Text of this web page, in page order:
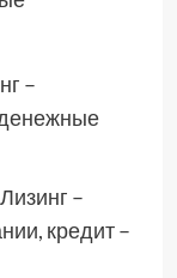
–
–
кредит –